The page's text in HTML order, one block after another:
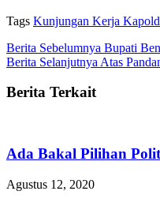
Tags Kunjungan Kerja
Berita Sebelumnya Bupati
Berita Selanjutnya Atas
Berita Terkait
Ada Bakal Pilihan
Agustus 12, 2020